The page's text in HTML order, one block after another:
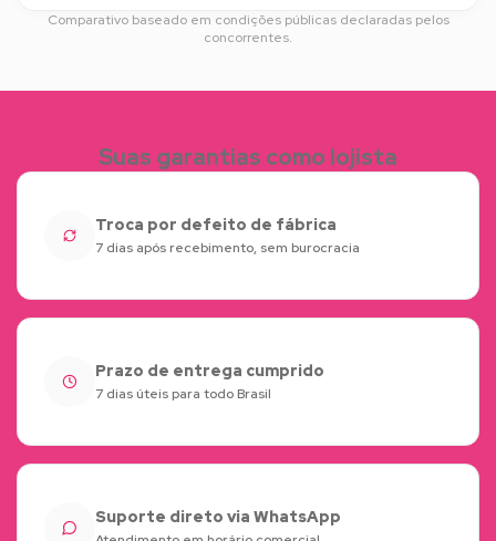
Comparativo baseado em condições públicas declaradas pelos
concorrentes.
Suas garantias como lojista
Troca por defeito de fábrica
7 dias após recebimento, sem burocracia
Prazo de entrega cumprido
7 dias úteis para todo Brasil
Suporte direto via WhatsApp